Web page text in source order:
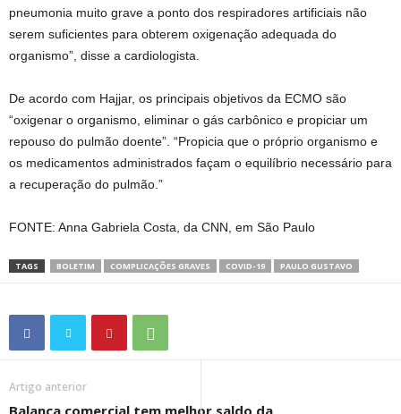
pneumonia muito grave a ponto dos respiradores artificiais não
serem suficientes para obterem oxigenação adequada do
organismo”, disse a cardiologista.
De acordo com Hajjar, os principais objetivos da ECMO são
“oxigenar o organismo, eliminar o gás carbônico e propiciar um
repouso do pulmão doente”. “Propicia que o próprio organismo e
os medicamentos administrados façam o equilíbrio necessário para
a recuperação do pulmão.”
FONTE: Anna Gabriela Costa, da CNN, em São Paulo
TAGS BOLETIM COMPLICAÇÕES GRAVES COVID-19 PAULO GUSTAVO
Artigo anterior